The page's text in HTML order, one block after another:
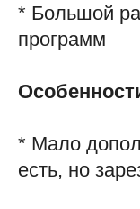
* Большой
программ
* Мало
есть, но